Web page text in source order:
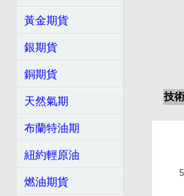
黃金期貨
銀期貨
銅期貨
天然氣期
布蘭特油期
紐約輕原油
燃油期貨
技